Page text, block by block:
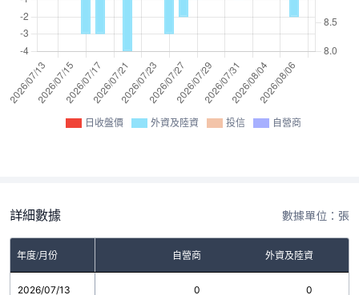
日收盤價 外資及陸資 投信 自營商
詳細數據 數據單位：張
年度/月份 自營商 外資及陸資
2026/07/13 0 0